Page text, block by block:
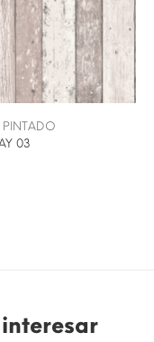
PINTADO
03